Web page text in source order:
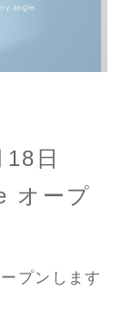
日
オープ
プンします